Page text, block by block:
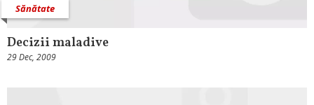
Sănătate
Decizii maladive
29 Dec, 2009